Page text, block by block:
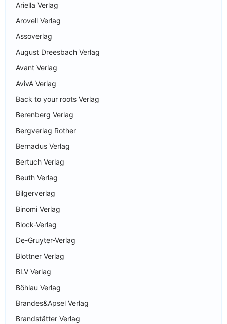
Ariella Verlag
Arovell Verlag
Assoverlag
August Dreesbach Verlag
Avant Verlag
AvivA Verlag
Back to your roots Verlag
Berenberg Verlag
Bergverlag Rother
Bernadus Verlag
Bertuch Verlag
Beuth Verlag
Bilgerverlag
Binomi Verlag
Block-Verlag
De-Gruyter-Verlag
Blottner Verlag
BLV Verlag
Böhlau Verlag
Brandes&Apsel Verlag
Brandstätter Verlag